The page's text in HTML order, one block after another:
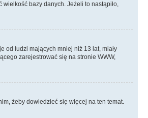
bazy danych. Jeżeli to nastąpiło,
od ludzi mających mniej niż 13 lat, miały
zarejestrować się na stronie WWW,
żeby dowiedzieć się więcej na ten temat.